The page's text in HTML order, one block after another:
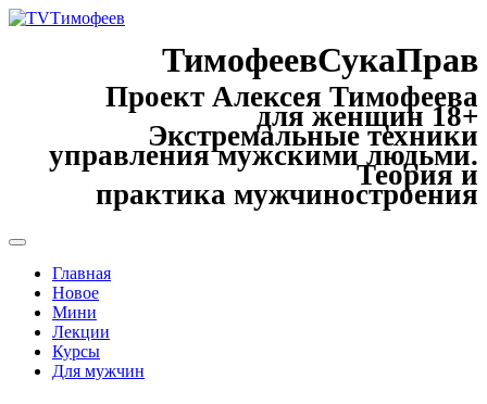
ТимофеевСукаПрав
Проект Алексея Тимофеева
для женщин 18+
Экстремальные техники
управления мужскими людьми.
Теория и
практика мужчиностроения
Главная
Новое
Мини
Лекции
Курсы
Для мужчин